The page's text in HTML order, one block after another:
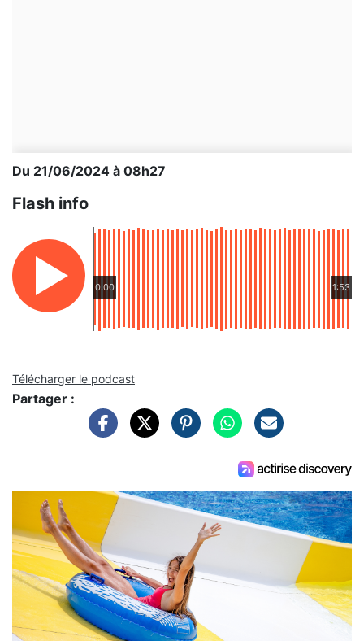
Du 21/06/2024 à 08h27
Flash info
0:00 1:53
Télécharger le podcast
Partager :